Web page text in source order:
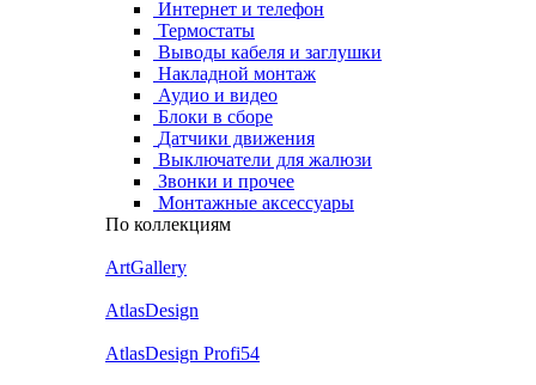
Интернет и телефон
Термостаты
Выводы кабеля и заглушки
Накладной монтаж
Аудио и видео
Блоки в сборе
Датчики движения
Выключатели для жалюзи
Звонки и прочее
Монтажные аксессуары
По коллекциям
ArtGallery
AtlasDesign
AtlasDesign Profi54